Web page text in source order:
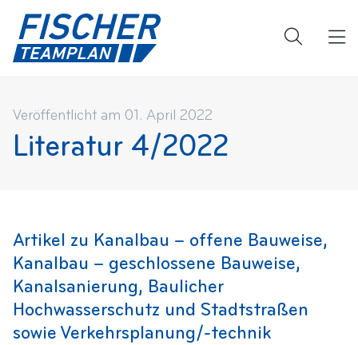
Veröffentlicht am 01. April 2022
Literatur 4/2022
Artikel zu Kanalbau – offene Bauweise,
Kanalbau – geschlossene Bauweise,
Kanalsanierung, Baulicher
Hochwasserschutz und Stadtstraßen
sowie Verkehrsplanung/-technik